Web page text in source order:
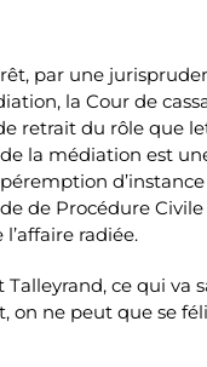
par une
la Cour de
retrait du rôle que
de la médiation est
d’instance
de Procédure
radiée.
ce qui va
on ne peut que se